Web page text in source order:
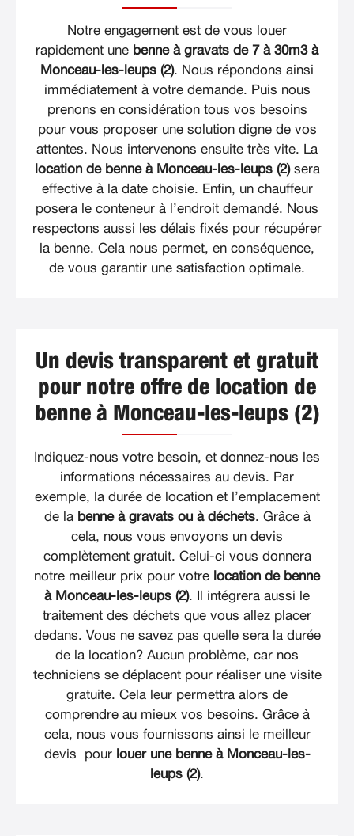
Notre engagement est de vous louer
rapidement une benne à gravats de 7 à 30m3 à
Monceau-les-leups (2). Nous répondons ainsi
immédiatement à votre demande. Puis nous
prenons en considération tous vos besoins
pour vous proposer une solution digne de vos
attentes. Nous intervenons ensuite très vite. La
location de benne à Monceau-les-leups (2)sera
effective à la date choisie. Enfin, un chauffeur
posera le conteneur à l’endroit demandé. Nous
respectons aussi les délais fixés pour récupérer
la benne. Cela nous permet, en conséquence,
de vous garantir une satisfaction optimale.
Un devis transparent et gratuit
pour notre offre de location de
benne à Monceau-les-leups (2)
Indiquez-nous votre besoin, et donnez-nous les
informations nécessaires au devis. Par
exemple, la durée de location et l’emplacement
de la benne à gravats ou à déchets. Grâce à
cela, nous vous envoyons un devis
complètement gratuit. Celui-ci vous donnera
notre meilleur prix pour votre location de benne
à Monceau-les-leups (2). Il intégrera aussi le
traitement des déchets que vous allez placer
dedans. Vous ne savez pas quelle sera la durée
de la location? Aucun problème, car nos
techniciens se déplacent pour réaliser une visite
gratuite. Cela leur permettra alors de
comprendre au mieux vos besoins. Grâce à
cela, nous vous fournissons ainsi le meilleur
devis pour louer une benne à Monceau-les-
leups (2).